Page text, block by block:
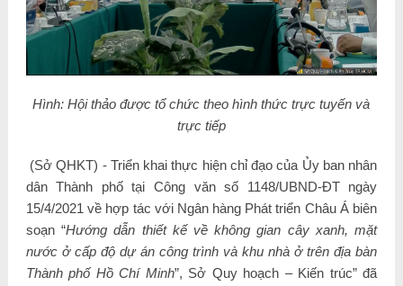
Hình: Hội thảo được tổ chức theo hình thức trực tuyến và
trực tiếp
(Sở QHKT) - Triển khai thực hiện chỉ đạo của Ủy ban nhân
dân Thành phố tại Công văn số 1148/UBND-ĐT ngày
15/4/2021 về hợp tác với Ngân hàng Phát triển Châu Á biên
soạn “Hướng dẫn thiết kế về không gian cây xanh, mặt
nước ở cấp độ dự án công trình và khu nhà ở trên địa bàn
Thành phố Hồ Chí Minh”, Sở Quy hoạch – Kiến trúc” đã